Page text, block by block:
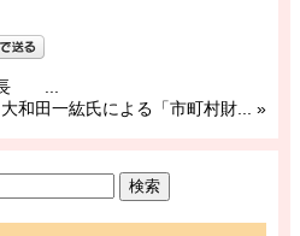
長 ...
大和田一紘氏による「市町村財...
»